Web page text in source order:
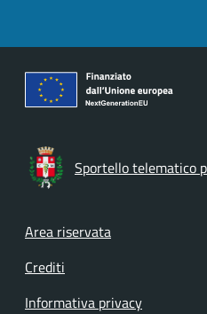
Sportello telematico
Footer menu
Area riservata
Crediti
Informativa privacy